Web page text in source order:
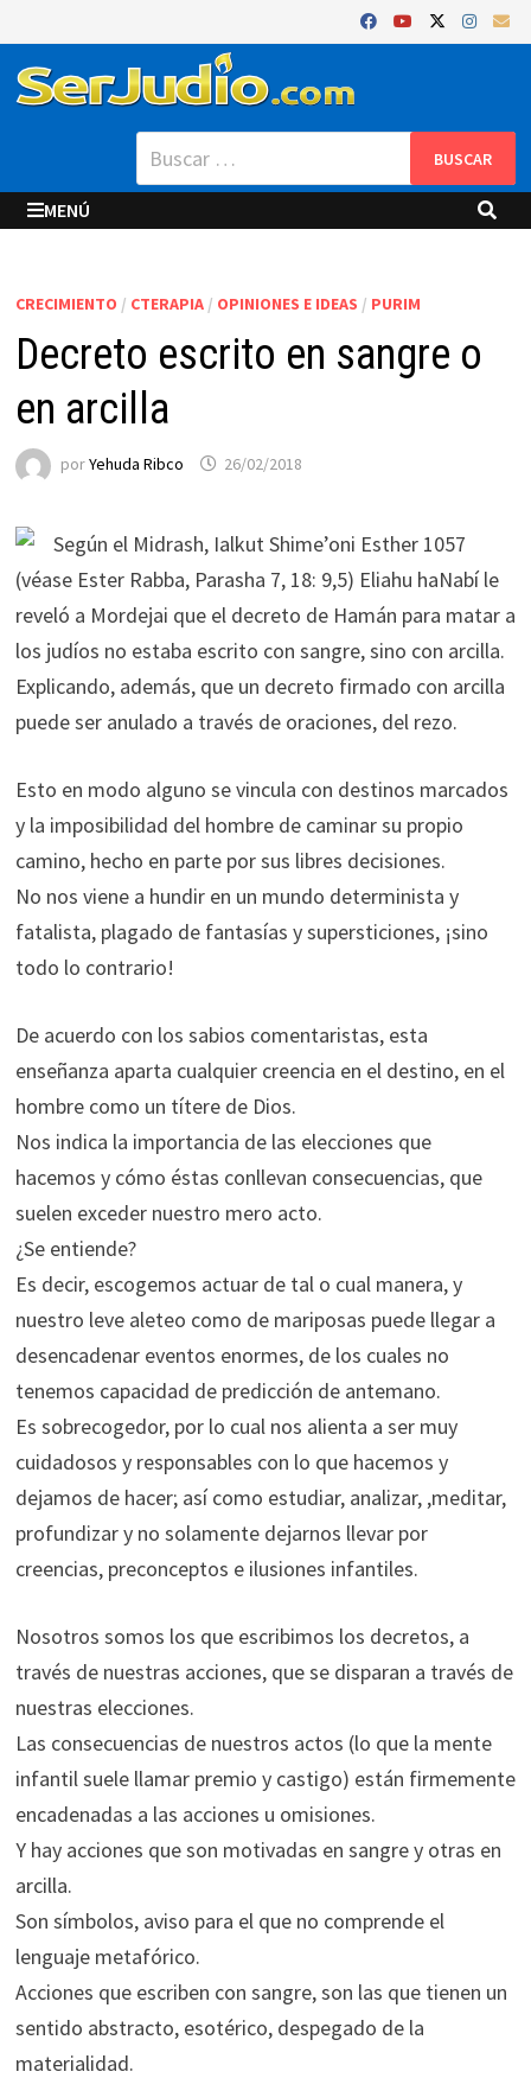
al
contenido
Buscar:
MENÚ
CRECIMIENTO / CTERAPIA/ OPINIONES E IDEAS / PURIM
Decreto escrito en sangre o
en arcilla
porYehuda Ribco 26/02/2018
Según el Midrash, Ialkut Shime’oni Esther 1057
(véase Ester Rabba, Parasha 7, 18: 9,5) Eliahu haNabí le
reveló a Mordejai que el decreto de Hamán para matar a
los judíos no estaba escrito con sangre, sino con arcilla.
Explicando, además, que un decreto firmado con arcilla
puede ser anulado a través de oraciones, del rezo.
Esto en modo alguno se vincula con destinos marcados
y la imposibilidad del hombre de caminar su propio
camino, hecho en parte por sus libres decisiones.
No nos viene a hundir en un mundo determinista y
fatalista, plagado de fantasías y supersticiones, ¡sino
todo lo contrario!
De acuerdo con los sabios comentaristas, esta
enseñanza aparta cualquier creencia en el destino, en el
hombre como un títere de Dios.
Nos indica la importancia de las elecciones que
hacemos y cómo éstas conllevan consecuencias, que
suelen exceder nuestro mero acto.
¿Se entiende?
Es decir, escogemos actuar de tal o cual manera, y
nuestro leve aleteo como de mariposas puede llegar a
desencadenar eventos enormes, de los cuales no
tenemos capacidad de predicción de antemano.
Es sobrecogedor, por lo cual nos alienta a ser muy
cuidadosos y responsables con lo que hacemos y
dejamos de hacer; así como estudiar, analizar, ,meditar,
profundizar y no solamente dejarnos llevar por
creencias, preconceptos e ilusiones infantiles.
Nosotros somos los que escribimos los decretos, a
través de nuestras acciones, que se disparan a través de
nuestras elecciones.
Las consecuencias de nuestros actos (lo que la mente
infantil suele llamar premio y castigo) están firmemente
encadenadas a las acciones u omisiones.
Y hay acciones que son motivadas en sangre y otras en
arcilla.
Son símbolos, aviso para el que no comprende el
lenguaje metafórico.
Acciones que escriben con sangre, son las que tienen un
sentido abstracto, esotérico, despegado de la
materialidad.